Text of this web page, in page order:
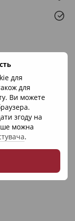
для
для
Ви можете
згоду на
можна
.